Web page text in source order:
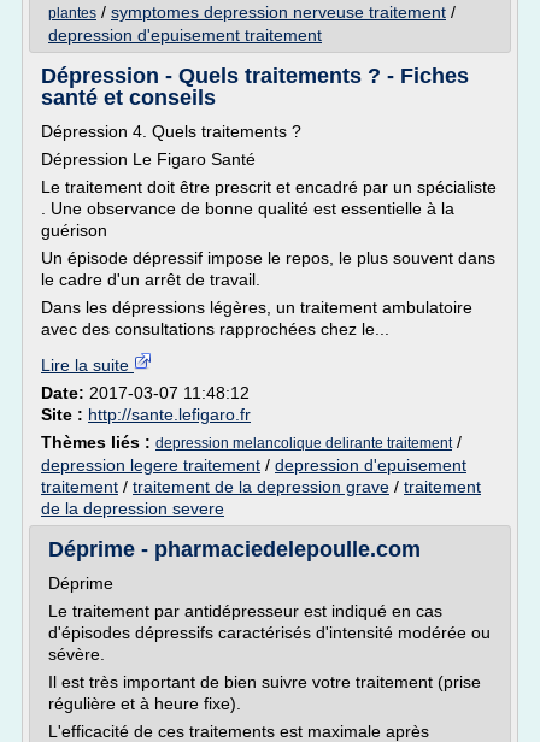
plantes / symptomes depression nerveuse traitement /
depression d'epuisement traitement
Dépression - Quels traitements ? - Fiches
santé et conseils
Dépression 4. Quels traitements ?
Dépression Le Figaro Santé
Le traitement doit être prescrit et encadré par un spécialiste
. Une observance de bonne qualité est essentielle à la
guérison
Un épisode dépressif impose le repos, le plus souvent dans
le cadre d'un arrêt de travail.
Dans les dépressions légères, un traitement ambulatoire
avec des consultations rapprochées chez le...
Lire la suite
Date: 2017-03-07 11:48:12
Site : http://sante.lefigaro.fr
Thèmes liés : depression melancolique delirante traitement/
depression legere traitement / depression d'epuisement
traitement / traitement de la depression grave / traitement
de la depression severe
Déprime - pharmaciedelepoulle.com
Déprime
Le traitement par antidépresseur est indiqué en cas
d'épisodes dépressifs caractérisés d'intensité modérée ou
sévère.
Il est très important de bien suivre votre traitement (prise
régulière et à heure fixe).
L'efficacité de ces traitements est maximale après